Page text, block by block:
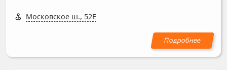
Московское ш., 52Е